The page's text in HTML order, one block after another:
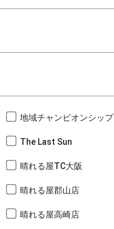
地域チャンピオンシップ
The Last Sun
晴れる屋TC大阪
晴れる屋郡山店
晴れる屋高崎店